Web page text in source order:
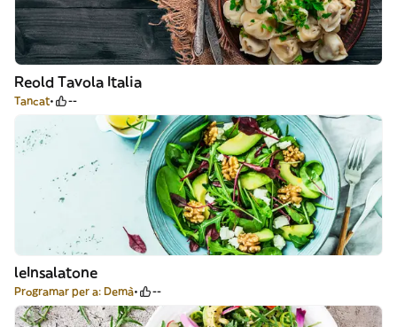
Reold Tavola Italia
Tancat --
leInsalatone
Programar per a: Demà --